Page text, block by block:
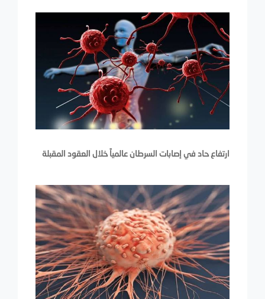
ارتفاع حاد في إصابات السرطان عالمياً خلال العقود المقبلة